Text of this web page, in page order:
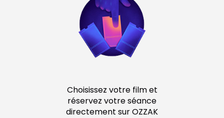
Choisissez votre film et
réservez votre séance
directement sur OZZAK